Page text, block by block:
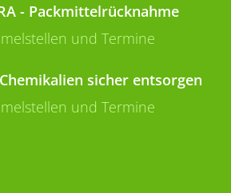
- Packmittelrücknahme
und Termine
Chemikalien sicher entsorgen
und Termine